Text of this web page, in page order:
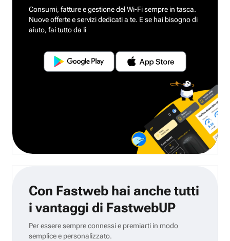
Consumi, fatture e gestione del Wi-Fi sempre in tasca.
Nuove offerte e servizi dedicati a te. E se hai bisogno di
aiuto, fai tutto da lì
Con Fastweb hai anche tutti
i vantaggi di FastwebUP
Per essere sempre connessi e premiarti in modo
semplice e personalizzato.